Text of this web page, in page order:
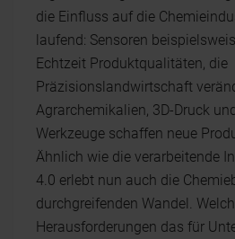
die Einfluss auf die
laufend: Sensoren
Echtzeit Produktqualitäten, die
Präzisionslandwirtschaft
Agrarchemikalien, 3D-Druck
Werkzeuge schaffen neue
Ähnlich wie die verarbeitende
4.0 erlebt nun auch die
durchgreifenden Wandel.
Herausforderungen das für